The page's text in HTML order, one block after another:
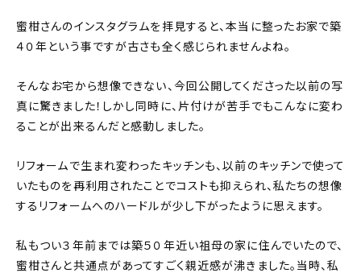
蜜柑さんのインスタグラムを拝見すると、本当に整ったお家で築
４０年という事ですが古さも全く感じられませんよね。
そんなお宅から想像できない、今回公開してくださった以前の写
真に驚きました！しかし同時に、片付けが苦手でもこんなに変わ
ることが出来るんだと感動しました。
リフォームで生まれ変わったキッチンも、以前のキッチンで使って
いたものを再利用されたことでコストも抑えられ、私たちの想像
するリフォームへのハードルが少し下がったように思えます。
私もつい３年前までは築５０年近い祖母の家に住んでいたので、
蜜柑さんと共通点があってすごく親近感が沸きました。当時、私